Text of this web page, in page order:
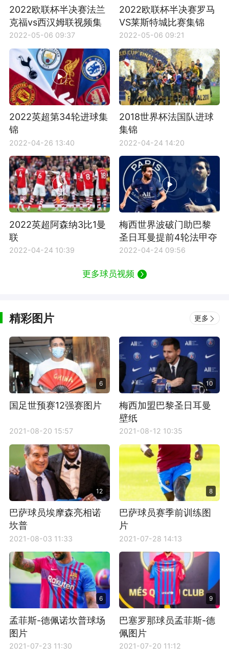
2022欧联杯半决赛法兰
克福vs西汉姆联视频集
锦
2022-05-06 09:37
2022欧联杯半决赛罗马
VS莱斯特城比赛集锦
2022-05-06 09:21
2022英超第34轮进球集
锦
2022-04-26 13:40
2018世界杯法国队进球
集锦
2022-04-24 14:20
2022英超阿森纳3比1曼
联
2022-04-24 10:39
梅西世界波破门助巴黎
圣日耳曼提前4轮法甲夺
冠
2022-04-24 09:56
更多球员视频
精彩图片 更多
6
国足世预赛12强赛图片
2021-08-20 15:57
10
梅西加盟巴黎圣日耳曼
壁纸
2021-08-12 10:35
12
巴萨球员埃摩森亮相诺
坎普
2021-08-03 11:33
8
巴萨球员赛季前训练图
片
2021-07-28 14:13
6
孟菲斯-德佩诺坎普球场
图片
2021-07-23 11:30
9
巴塞罗那球员孟菲斯-德
佩图片
2021-07-20 11:12